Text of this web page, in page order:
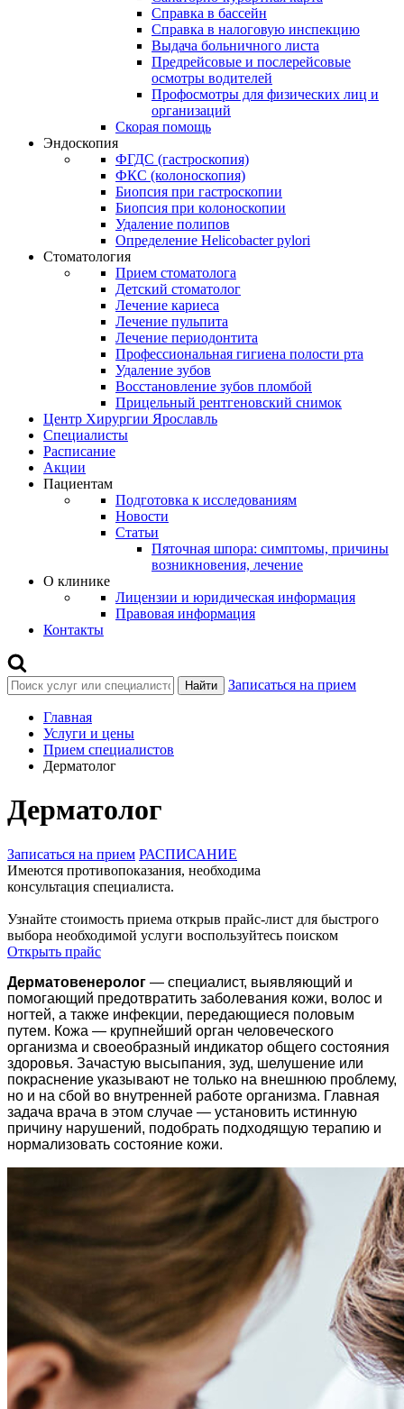
Справка в бассейн
Справка в налоговую инспекцию
Выдача больничного листа
Предрейсовые и послерейсовые
осмотры водителей
Профосмотры для физических лиц и
организаций
Скорая помощь
Эндоскопия
ФГДС (гастроскопия)
ФКС (колоноскопия)
Биопсия при гастроскопии
Биопсия при колоноскопии
Удаление полипов
Определение Helicobacter pylori
Стоматология
Прием стоматолога
Детский стоматолог
Лечение кариеса
Лечение пульпита
Лечение периодонтита
Профессиональная гигиена полости рта
Удаление зубов
Восстановление зубов пломбой
Прицельный рентгеновский снимок
Центр Хирургии Ярославль
Специалисты
Расписание
Акции
Пациентам
Подготовка к исследованиям
Новости
Статьи
Пяточная шпора: симптомы, причины
возникновения, лечение
О клинике
Лицензии и юридическая информация
Правовая информация
Контакты
Найти Записаться на прием
Главная
Услуги и цены
Прием специалистов
Дерматолог
Дерматолог
Записаться на прием РАСПИСАНИЕ
Имеются противопоказания, необходима
консультация специалиста.
Узнайте стоимость приема открыв прайс-лист для быстрого
выбора необходимой услуги воспользуйтесь поиском
Открыть прайс
Дерматовенеролог — специалист, выявляющий и
помогающий предотвратить заболевания кожи, волос и
ногтей, а также инфекции, передающиеся половым
путем. Кожа — крупнейший орган человеческого
организма и своеобразный индикатор общего состояния
здоровья. Зачастую высыпания, зуд, шелушение или
покраснение указывают не только на внешнюю проблему,
но и на сбой во внутренней работе организма. Главная
задача врача в этом случае — установить истинную
причину нарушений, подобрать подходящую терапию и
нормализовать состояние кожи.